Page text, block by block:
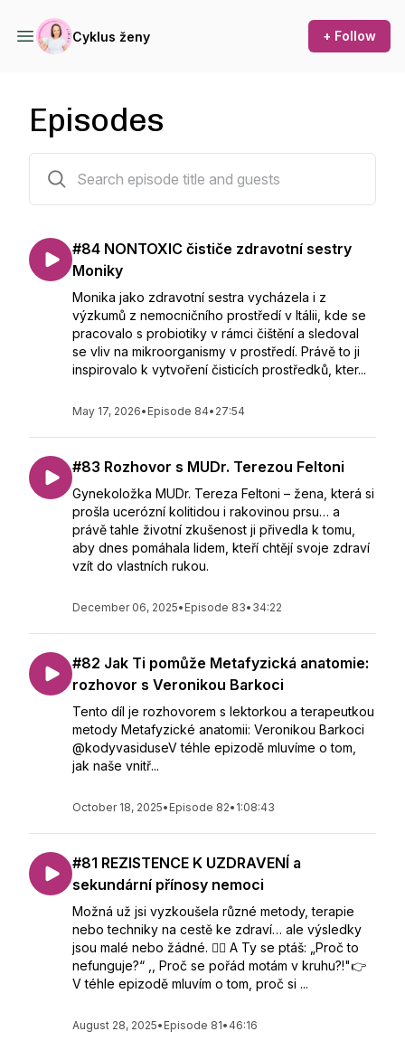
Cyklus ženy + Follow
Episodes
#84 NONTOXIC čističe zdravotní sestry
Moniky
Monika jako zdravotní sestra vycházela i z
výzkumů z nemocničního prostředí v Itálii, kde se
pracovalo s probiotiky v rámci čištění a sledoval
se vliv na mikroorganismy v prostředí. Právě to ji
inspirovalo k vytvoření čisticích prostředků, kter...
May 17, 2026• Episode 84• 27:54
#83 Rozhovor s MUDr. Terezou Feltoni
Gynekoložka MUDr. Tereza Feltoni – žena, která si
prošla ucerózní kolitidou i rakovinou prsu… a
právě tahle životní zkušenost ji přivedla k tomu,
aby dnes pomáhala lidem, kteří chtějí svoje zdraví
vzít do vlastních rukou.
December 06, 2025• Episode 83• 34:22
#82 Jak Ti pomůže Metafyzická anatomie:
rozhovor s Veronikou Barkoci
Tento díl je rozhovorem s lektorkou a terapeutkou
metody Metafyzické anatomii: Veronikou Barkoci
@kodyvasiduseV téhle epizodě mluvíme o tom,
jak naše vnitř...
October 18, 2025• Episode 82• 1:08:43
#81 REZISTENCE K UZDRAVENÍ a
sekundární přínosy nemoci
Možná už jsi vyzkoušela různé metody, terapie
nebo techniky na cestě ke zdraví… ale výsledky
jsou malé nebo žádné. 🤷‍♀️ A Ty se ptáš: „Proč to
nefunguje?“ ,, Proč se pořád motám v kruhu?!"👉
V téhle epizodě mluvím o tom, proč si ...
August 28, 2025• Episode 81• 46:16